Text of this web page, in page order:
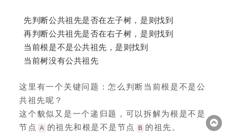
先判断公共祖先是否在左子树，是则找到
再判断公共祖先是否在右子树，是则找到
当前根是不是公共祖先，是则找到
当前树没有公共祖先
这里有一个关键问题：怎么判断当前根是不是公
共祖先呢？
这个貌似又是一个递归题，可以拆解为根是不是
节点 A 的祖先和根是不是节点 B 的祖先。